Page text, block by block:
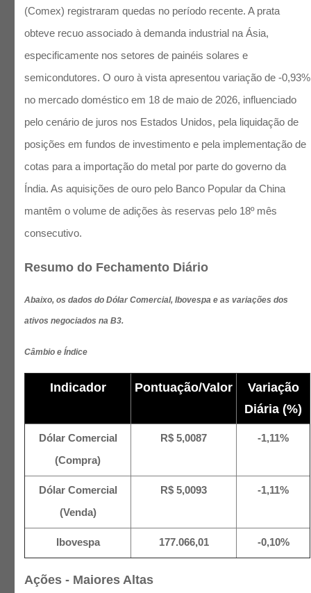
(Comex) registraram quedas no período recente. A prata
obteve recuo associado à demanda industrial na Ásia,
especificamente nos setores de painéis solares e
semicondutores. O ouro à vista apresentou variação de -0,93%
no mercado doméstico em 18 de maio de 2026, influenciado
pelo cenário de juros nos Estados Unidos, pela liquidação de
posições em fundos de investimento e pela implementação de
cotas para a importação do metal por parte do governo da
Índia. As aquisições de ouro pelo Banco Popular da China
mantêm o volume de adições às reservas pelo 18º mês
consecutivo.
Resumo do Fechamento Diário
Abaixo, os dados do Dólar Comercial, Ibovespa e as variações dos
ativos negociados na B3.
Câmbio e Índice
Indicador Pontuação/Valor
Variação
Diária (%)
Dólar Comercial
(Compra)
R$ 5,0087 -1,11%
Dólar Comercial
(Venda)
R$ 5,0093 -1,11%
Ibovespa 177.066,01 -0,10%
Ações - Maiores Altas